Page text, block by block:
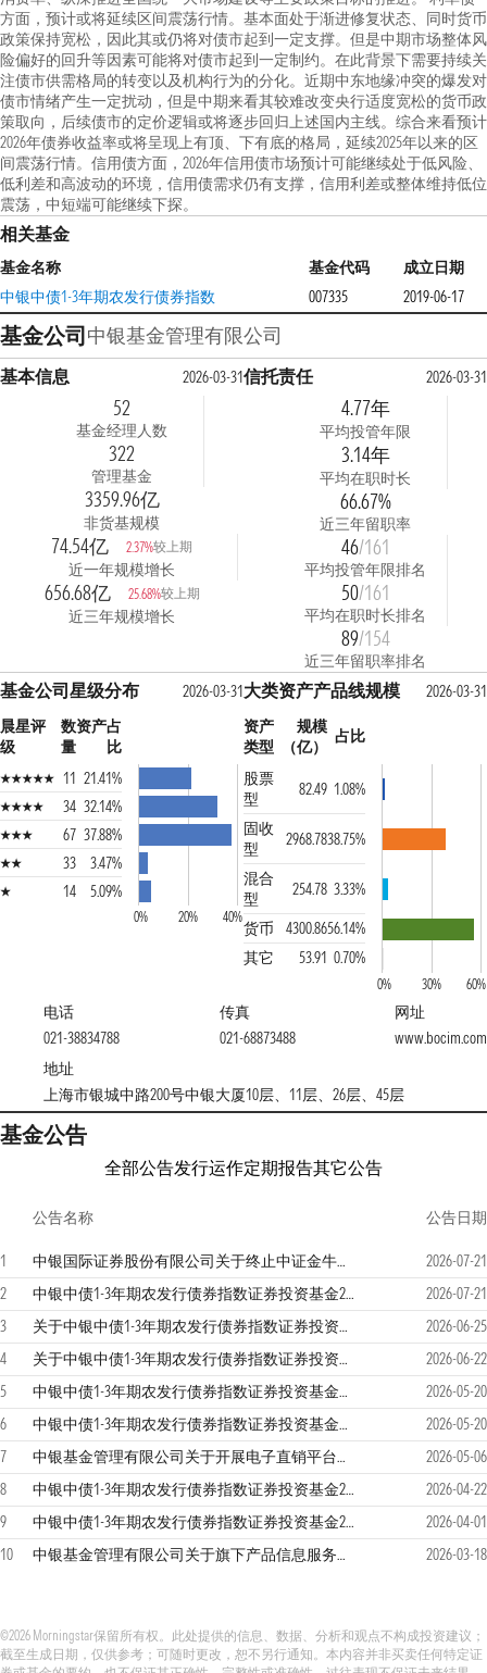
方面，预计或将延续区间震荡行情。基本面处于渐进修复状态、同时货币
政策保持宽松，因此其或仍将对债市起到一定支撑。但是中期市场整体风
险偏好的回升等因素可能将对债市起到一定制约。在此背景下需要持续关
注债市供需格局的转变以及机构行为的分化。近期中东地缘冲突的爆发对
债市情绪产生一定扰动，但是中期来看其较难改变央行适度宽松的货币政
策取向，后续债市的定价逻辑或将逐步回归上述国内主线。综合来看预计
2026年债券收益率或将呈现上有顶、下有底的格局，延续2025年以来的区
间震荡行情。信用债方面，2026年信用债市场预计可能继续处于低风险、
低利差和高波动的环境，信用债需求仍有支撑，信用利差或整体维持低位
震荡，中短端可能继续下探。
相关基金
基金名称 基金代码
成立日期
中银中债1-3年期农发行债券指数
007335 2019-06-17
基金公司中银基金管理有限公司
基本信息 2026-03-31
52
基金经理人数
322
管理基金
3359.96亿
非货基规模
74.54亿 2.37%较上期
近一年规模增长
656.68亿 25.68%较上期
近三年规模增长
信托责任 2026-03-31
4.77年
平均投管年限
3.14年
平均在职时长
66.67%
近三年留职率
46/161
平均投管年限排名
50/161
平均在职时长排名
89/154
近三年留职率排名
基金公司星级分布
2026-03-31
晨星评
级
数
量
资产占
比
11 21.41%
34 32.14%
67 37.88%
33
3.47%
14
5.09%
0% 20% 40%
大类资产产品线规模
2026-03-31
资产
类型
规模
（亿）
占比
股票
型
82.49 1.08%
固收
型
2968.7838.75%
混合
型
254.78 3.33%
货币
4300.8656.14%
其它
53.91 0.70%
0% 30% 60%
电话
021-38834788
传真
021-68873488
网址
www.bocim.com
地址
上海市银城中路200号中银大厦10层、11层、26层、45层
基金公告
全部公告发行运作定期报告其它公告
公告名称 公告日期
1 中银国际证券股份有限公司关于终止中证金牛（北京）基金销售有限公司办理旗下基金销售业务的公告
2026-07-21
2
中银中债1-3年期农发行债券指数证券投资基金2026年第2季度报告
2026-07-21
3
关于中银中债1-3年期农发行债券指数证券投资基金恢复申购、转换转入及定期定额投资业务的公告
2026-06-25
4
关于中银中债1-3年期农发行债券指数证券投资基金暂停申购、转换转入及定期定额投资业务的公告
2026-06-22
5
中银中债1-3年期农发行债券指数证券投资基金招募说明书更新
2026-05-20
6
中银中债1-3年期农发行债券指数证券投资基金产品资料概要更新
2026-05-20
7
中银基金管理有限公司关于开展电子直销平台费率优惠活动的公告
2026-05-06
8
中银中债1-3年期农发行债券指数证券投资基金2026年第1季度报告
2026-04-22
9
中银中债1-3年期农发行债券指数证券投资基金2025年年度报告
2026-04-01
10
中银基金管理有限公司关于旗下产品信息服务方式的公告 2026-03-18
©2026 Morningstar保留所有权。此处提供的信息、数据、分析和观点不构成投资建议；
截至生成日期，仅供参考；可随时更改，恕不另行通知。本内容并非买卖任何特定证